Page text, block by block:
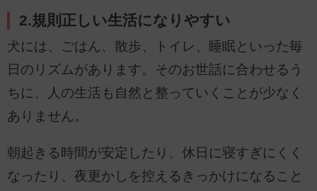
2.規則正しい生活になりやすい
犬には、ごはん、散歩、トイレ、睡眠といった毎
日のリズムがあります。そのお世話に合わせるう
ちに、人の生活も自然と整っていくことが少なく
ありません。
朝起きる時間が安定したり、休日に寝すぎにくく
なったり、夜更かしを控えるきっかけになること